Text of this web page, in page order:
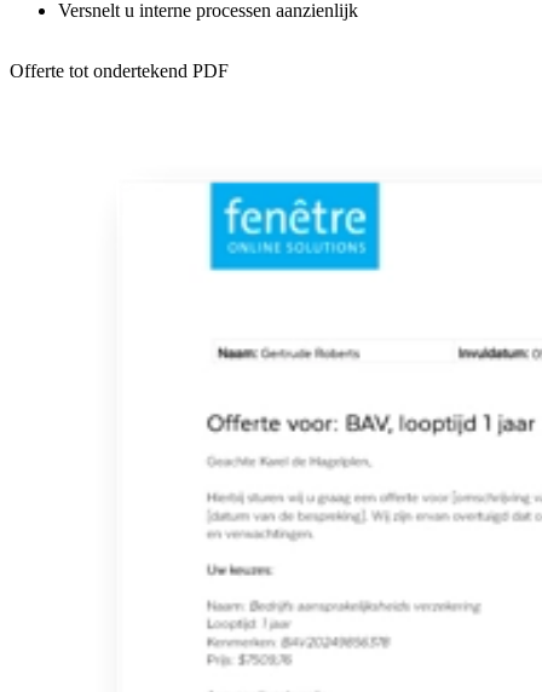
Versnelt u interne processen aanzienlijk
Offerte tot ondertekend PDF